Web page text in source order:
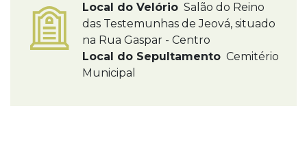
Local do Velório Salão do Reino
das Testemunhas de Jeová, situado
na Rua Gaspar - Centro
Local do Sepultamento Cemitério
Municipal